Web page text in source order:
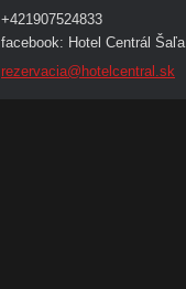
+421907524833
facebook: Hotel Centrál Šaľa
rezervacia@hotel central.sk